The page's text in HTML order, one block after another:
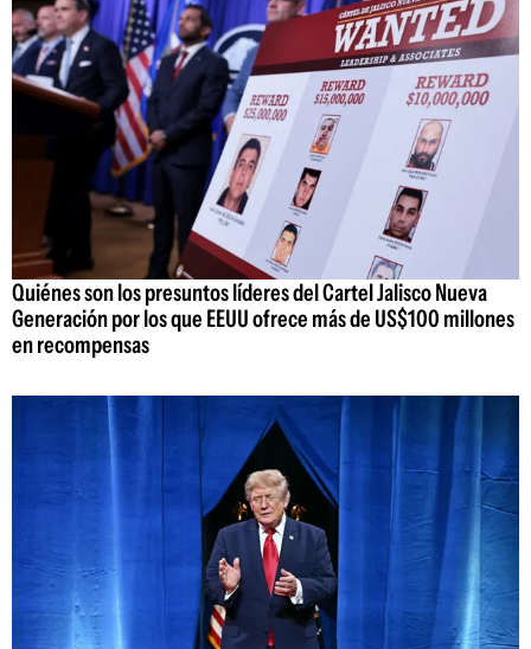
Quiénes son los presuntos líderes del Cartel Jalisco Nueva
Generación por los que EEUU ofrece más de US$100 millones
en recompensas